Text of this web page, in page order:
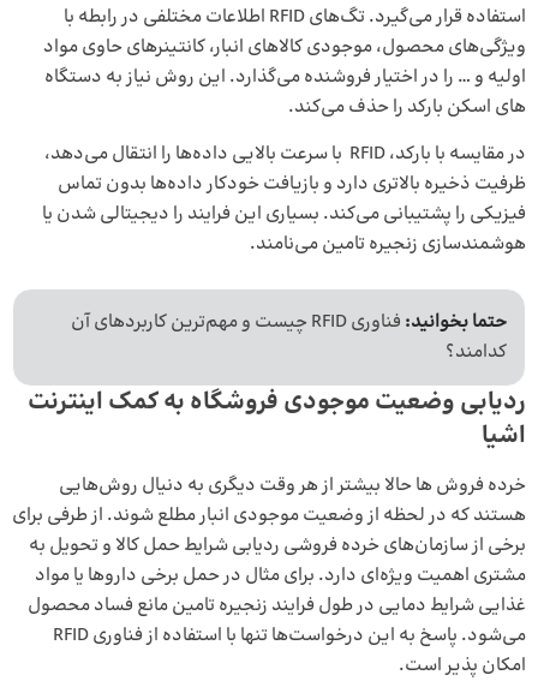
استفاده قرار می‌گیرد. تگ‌های RFID اطلاعات مختلفی در رابطه با
ویژگی‌های محصول، موجودی کالاهای انبار، کانتینرهای حاوی مواد
اولیه و … را در اختیار فروشنده می‌گذارد. این روش نیاز به دستگاه
های اسکن بارکد را حذف می‌کند.
در مقایسه با بارکد، RFID با سرعت بالایی داده‌ها را انتقال می‌دهد،
ظرفیت ذخیره‌ بالاتری دارد و بازیافت خودکار داده‌ها بدون تماس
فیزیکی را پشتیبانی می‌کند. بسیاری این فرایند را دیجیتالی شدن یا
هوشمندسازی زنجیره تامین می‌نامند.
حتما بخوانید:
فناوری RFID چیست و مهم‌ترین کاربردهای آن
کدامند؟
ردیابی وضعیت موجودی فروشگاه به کمک اینترنت
اشیا
خرده فروش ها حالا بیشتر از هر وقت دیگری به دنیال روش‌هایی
هستند که در لحظه از وضعیت موجودی انبار مطلع شوند. از طرفی برای
برخی از سازمان‌های خرده فروشی ردیابی شرایط حمل کالا و تحویل به
مشتری اهمیت ویژه‌ای دارد. برای مثال در حمل برخی داروها یا مواد
غذایی شرایط دمایی در طول فرایند زنجیره تامین مانع فساد محصول
می‌شود. پاسخ به این درخواست‌ها تنها با استفاده از فناوری RFID
امکان پذیر است.